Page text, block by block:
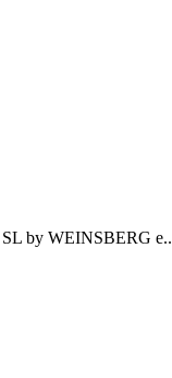
SL by WEINSBERG е..